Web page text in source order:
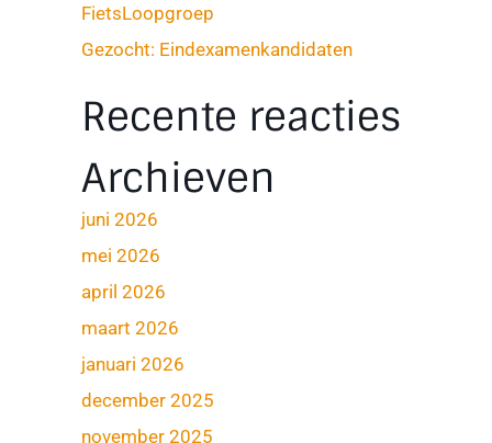
FietsLoopgroep
Gezocht: Eindexamenkandidaten
Recente reacties
Archieven
juni 2026
mei 2026
april 2026
maart 2026
januari 2026
december 2025
november 2025